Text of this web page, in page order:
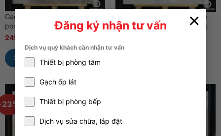
Đăng ký nhận tư vấn
Dịch vụ quý khách cần nhận tư vấn
Thiết bị phòng tắm
Gạch ốp lát
Thiết bị phòng bếp
Dịch vụ sửa chữa, lắp đặt
×
Gạch 80×80 Catalan 80048
porcelain màu xám men bóng
245.000
Xem Nhanh
Gạch 80×80 Catalan 80049
porcelain màu ghi men bóng